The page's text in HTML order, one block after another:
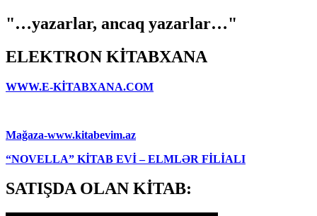
"…yazarlar, ancaq yazarlar…"
ELEKTRON KİTABXANA
WWW.E-KİTABXANA.COM
Mağaza-www.kitabevim.az
“NOVELLA” KİTAB EVİ – ELMLƏR FİLİALI
SATIŞDA OLAN KİTAB: